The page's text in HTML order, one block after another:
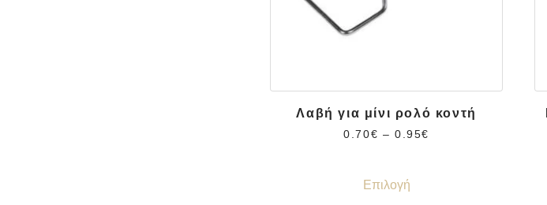
Λαβή για μίνι ρολό κοντή
0.70€ – 0.95€
Επιλογή